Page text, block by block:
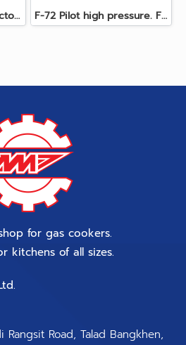
F-7 Male thread connector 1/4" Flare 5/16” F-72 Pilot high pressure. Flare 5/16”
for gas cookers.
kitchens of all sizes.
Rangsit Road, Talad Bangkhen,